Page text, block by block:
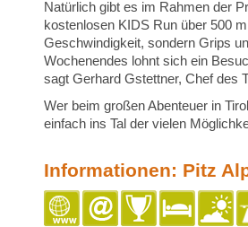
Natürlich gibt es im Rahmen der
kostenlosen KIDS Run über 500
Geschwindigkeit, sondern Grips
Wochenendes lohnt sich ein
sagt Gerhard Gstettner, Chef des
Wer beim großen Abenteuer in
einfach ins Tal der vielen
Informationen: Pitz